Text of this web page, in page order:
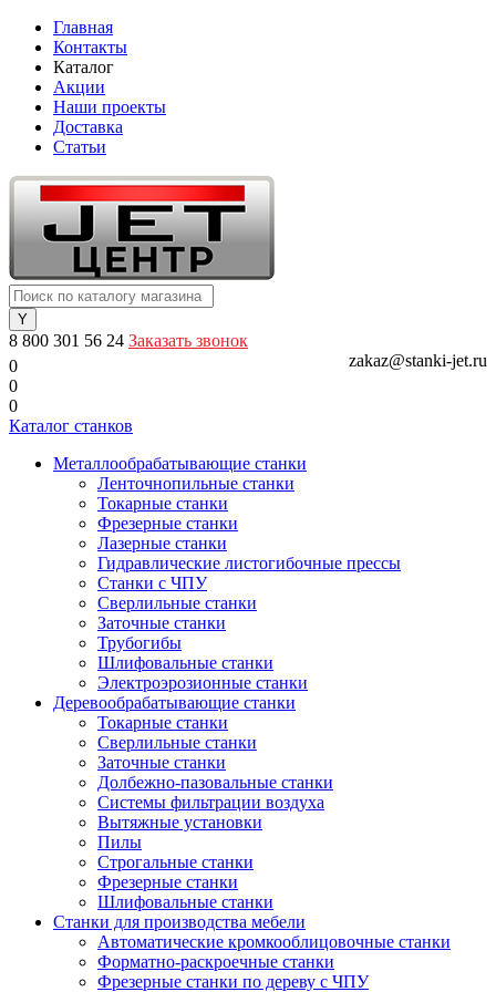
Главная
Контакты
Каталог
Акции
Наши проекты
Доставка
Статьи
8 800 301 56 24 Заказать звонок
zakaz@stanki-jet.ru
0
0
0
Каталог станков
Металлообрабатывающие станки
Ленточнопильные станки
Токарные станки
Фрезерные станки
Лазерные станки
Гидравлические листогибочные прессы
Станки с ЧПУ
Сверлильные станки
Заточные станки
Трубогибы
Шлифовальные станки
Электроэрозионные станки
Деревообрабатывающие станки
Токарные станки
Сверлильные станки
Заточные станки
Долбежно-пазовальные станки
Системы фильтрации воздуха
Вытяжные установки
Пилы
Строгальные станки
Фрезерные станки
Шлифовальные станки
Станки для производства мебели
Автоматические кромкооблицовочные станки
Форматно-раскроечные станки
Фрезерные станки по дереву с ЧПУ